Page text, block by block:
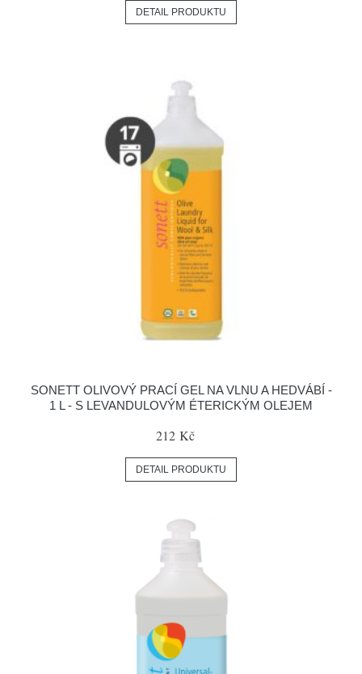
DETAIL PRODUKTU
SONETT OLIVOVÝ PRACÍ GEL NA VLNU A HEDVÁBÍ -
1 L - S LEVANDULOVÝM ÉTERICKÝM OLEJEM
212 Kč
DETAIL PRODUKTU